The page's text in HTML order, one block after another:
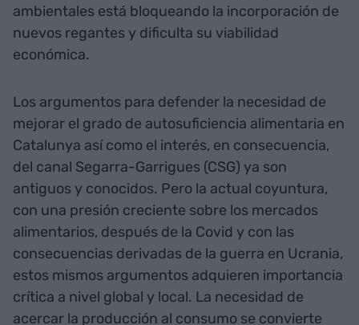
ambientales está bloqueando la incorporación de
nuevos regantes y dificulta su viabilidad
económica.
Los argumentos para defender la necesidad de
mejorar el grado de autosuficiencia alimentaria en
Catalunya así como el interés, en consecuencia,
del canal Segarra-Garrigues (CSG) ya son
antiguos y conocidos. Pero la actual coyuntura,
con una presión creciente sobre los mercados
alimentarios, después de la Covid y con las
consecuencias derivadas de la guerra en Ucrania,
estos mismos argumentos adquieren importancia
crítica a nivel global y local. La necesidad de
acercar la producción al consumo se convierte